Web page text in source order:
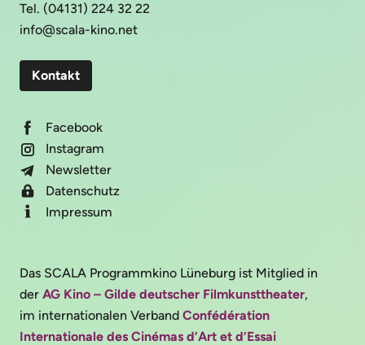
Tel. (04131) 224 32 22
info@scala-kino.net
Kontakt
Facebook
Instagram
Newsletter
Datenschutz
Impressum
Das SCALA Programmkino Lüneburg ist Mitglied in
der AG Kino – Gilde deutscher Filmkunsttheater,
im internationalen Verband Confédération
Internationale des Cinémas d’Art et d’Essai